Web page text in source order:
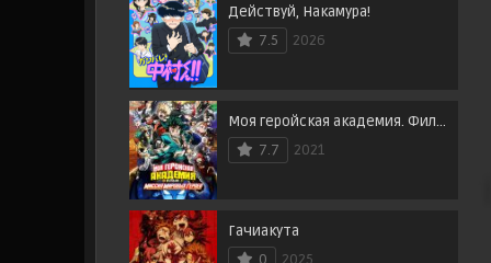
Действуй, Накамура!
7.5
2026
Моя геройская академия. Фильм 3: Миссия мировых героев
7.7
2021
Гачиакута